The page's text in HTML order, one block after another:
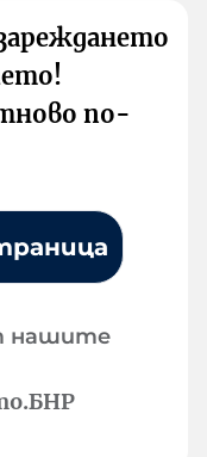
по-
нашите